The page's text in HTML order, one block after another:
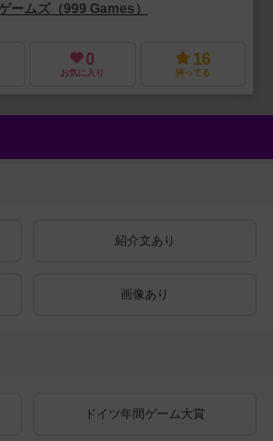
ームズ（999 Games）
0
お気に入り
16
持ってる
紹介文あり
画像あり
ドイツ年間ゲーム大賞